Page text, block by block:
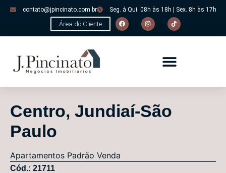
contato@jpincinato.com.br Seg. à Qui. 08h às 18h | Sex. 8h às 17h
Área do Cliente
Centro, Jundiaí-São
Paulo
Apartamentos Padrão Venda
Cód.: 21711